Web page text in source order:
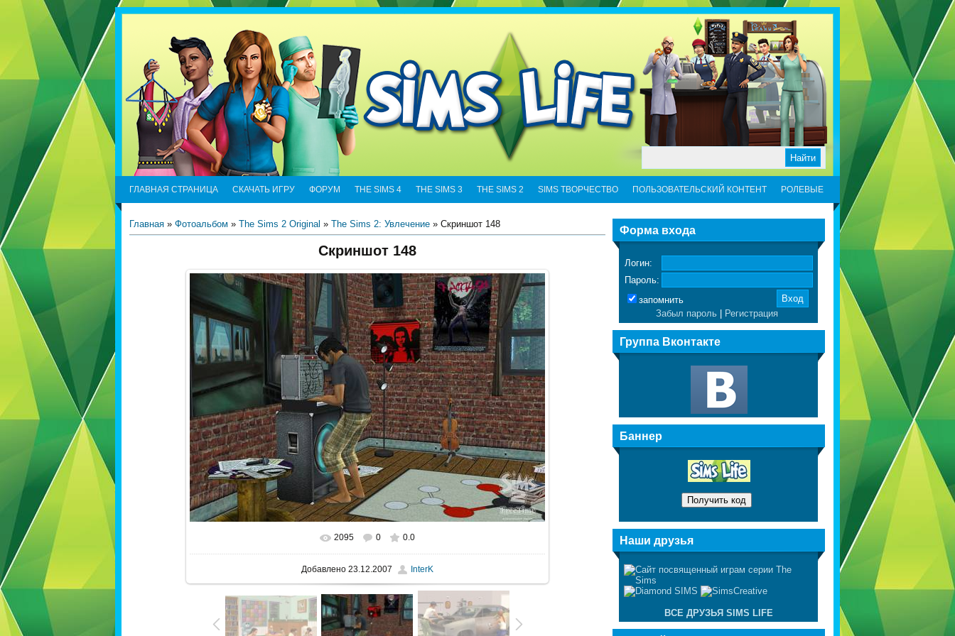
ГЛАВНАЯ СТРАНИЦА СКАЧАТЬ ИГРУ ФОРУМ THE SIMS 4 THE SIMS 3 THE SIMS 2 SIMS ТВОРЧЕСТВО ПОЛЬЗОВАТЕЛЬСКИЙ КОНТЕНТ РОЛЕВЫЕ
Главная » Фотоальбом » The Sims 2 Original » The Sims 2: Увлечение » Скриншот 148
Скриншот 148
В реальном размере 800x560
2095 0 0.0
Добавлено 23.12.2007 InterK
Форма входа
Логин:
Пароль:
запомнить
Забыл пароль| Регистрация
Группа Вконтакте
Баннер
Наши друзья
ВСЕ ДРУЗЬЯ SIMS LIFE